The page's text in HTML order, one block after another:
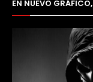
EN NUEVO